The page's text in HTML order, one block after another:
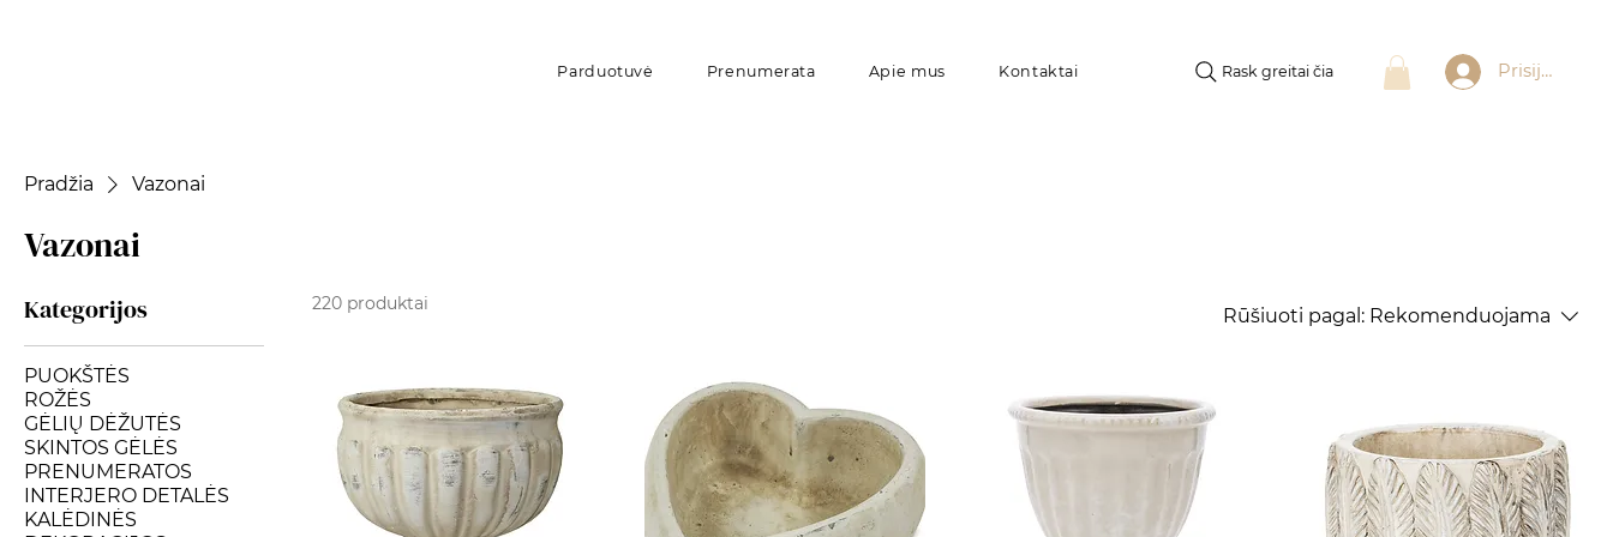
Parduotuvė Prenumerata Apie mus Kontaktai Rask greitai čia Prisijungti
Pradžia Vazonai
Vazonai
Kategorijos
PUOKŠTĖS
ROŽĖS
GĖLIŲ DĖŽUTĖS
SKINTOS GĖLĖS
PRENUMERATOS
INTERJERO DETALĖS
KALĖDINĖS
220 produktai
Rūšiuoti pagal: Rekomenduojama